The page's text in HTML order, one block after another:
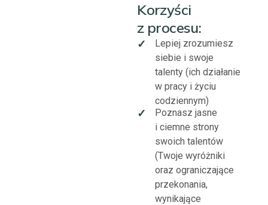
Korzyści
z procesu:
✓
Lepiej zrozumiesz
siebie i swoje
talenty (ich działanie
w pracy i życiu
codziennym)
✓
Poznasz jasne
i ciemne strony
swoich talentów
(Twoje wyróżniki
oraz ograniczające
przekonania,
wynikające